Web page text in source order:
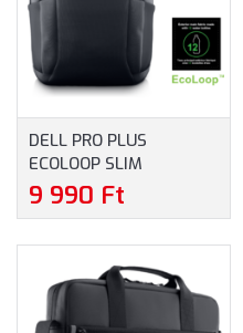
DELL PRO PLUS
ECOLOOP SLIM
BACKPACK NOTEBOOK
HÁTIZSÁK (460-BDQP) -
FEKETE SZÍNBEN
9 990 Ft